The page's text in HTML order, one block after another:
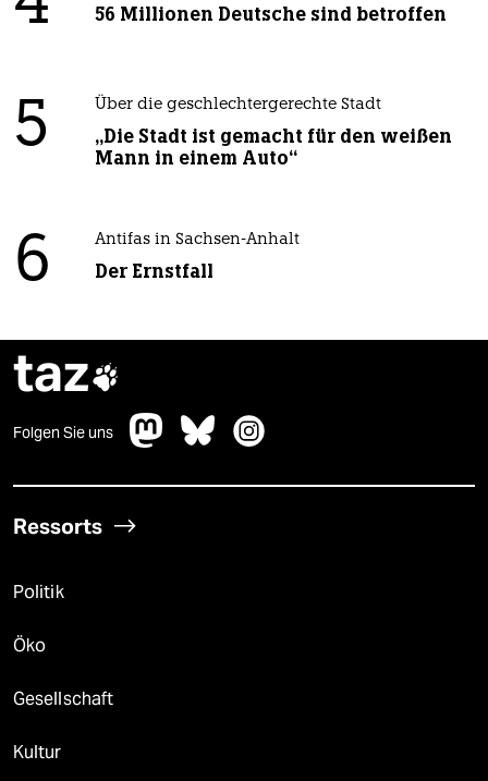
56 Millionen Deutsche sind betroffen
5 Über die geschlechtergerechte Stadt
„Die Stadt ist gemacht für den weißen
Mann in einem Auto“
6 Antifas in Sachsen-Anhalt
Der Ernstfall
taz
Folgen Sie uns
Ressorts
Politik
Öko
Gesellschaft
Kultur